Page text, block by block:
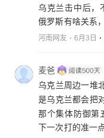
乌克兰击中后，
俄罗斯有啥关系
河南网友 6月3日
麦爸
乌克兰周边一堆
是乌克兰都会把
那个集体防御第
下一次打的准一